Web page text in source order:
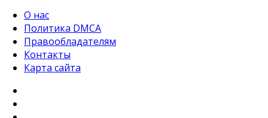
О нас
Политика DMCA
Правообладателям
Контакты
Карта сайта